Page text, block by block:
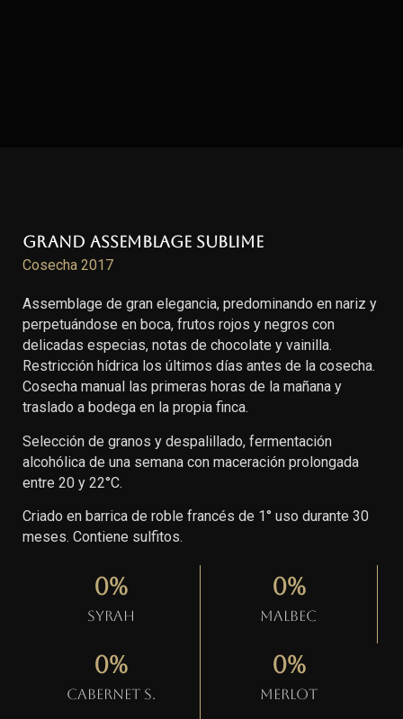
Grand Assemblage Sublime
Cosecha 2017
Assemblage de gran elegancia, predominando en nariz y
perpetuándose en boca, frutos rojos y negros con
delicadas especias, notas de chocolate y vainilla.
Restricción hídrica los últimos días antes de la cosecha.
Cosecha manual las primeras horas de la mañana y
traslado a bodega en la propia finca.
Selección de granos y despalillado, fermentación
alcohólica de una semana con maceración prolongada
entre 20 y 22°C.
Criado en barrica de roble francés de 1° uso durante 30
meses. Contiene sulfitos.
Syrah
0%
Malbec
0%
Cabernet S.
0%
Merlot
0%